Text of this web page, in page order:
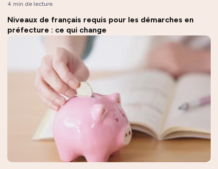
4 min de lecture
Niveaux de français requis pour les démarches en
préfecture : ce qui change